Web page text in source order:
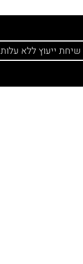
שיחת ייעוץ ללא עלות